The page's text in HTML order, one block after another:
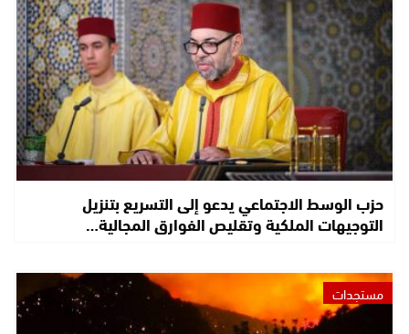
حزب الوسط الاجتماعي يدعو إلى التسريع بتنزيل
التوجيهات الملكية وتقليص الفوارق المجالية…
مستجدات